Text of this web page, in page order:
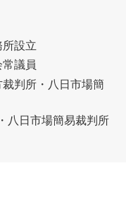
設立
議員
判所・八日市場簡
八日市場簡易裁判所